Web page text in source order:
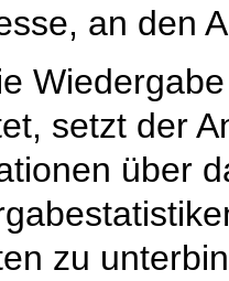
an den
setzt der
über
zu